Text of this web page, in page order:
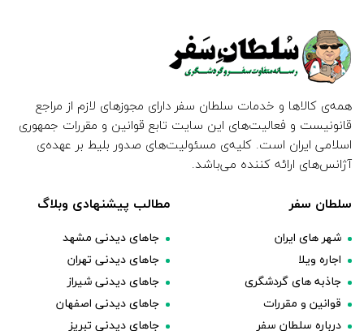
همه‌ی کالاها و خدمات سلطان سفر دارای مجوزهای لازم از مراجع
قانونیست و فعالیت‌های این سایت تابع قوانین و مقررات جمهوری
اسلامی ایران است. کلیه‌ی مسئولیت‌های صدور بلیط بر عهده‌ی
آژانس‌های ارائه کننده می‌باشد.
سلطان سفر
شهر های ایران
اجاره ویلا
جاذبه های گردشگری
قوانین و مقررات
درباره سلطان سفر
مطالب پیشنهادی وبلاگ
جاهای دیدنی مشهد
جاهای دیدنی تهران
جاهای دیدنی شیراز
جاهای دیدنی اصفهان
جاهای دیدنی تبریز